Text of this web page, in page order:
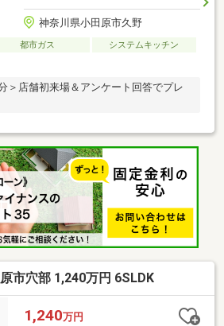
神奈川県小田原市久野
都市ガス
システムキッチン
＞店舗初来場＆アンケート回答でプレ
市穴部 1,240万円 6SLDK
1,240万円